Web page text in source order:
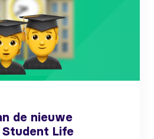
de nieuwe
Life